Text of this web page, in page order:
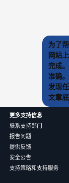
为了
网站
完成
准确
发现
文章
更多支持信息
联系支持部门
报告问题
提供反馈
安全公告
支持策略和支持服务